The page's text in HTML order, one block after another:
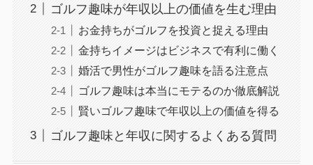
ゴルフ趣味が年収以上の価値を生む理由
お金持ちがゴルフを投資と捉える理由
金持ちイメージはビジネスで有利に働く
婚活で男性がゴルフ趣味を語る注意点
ゴルフ趣味は本当にモテるのか徹底解説
賢いゴルフ趣味で年収以上の価値を得る
ゴルフ趣味と年収に関するよくある質問